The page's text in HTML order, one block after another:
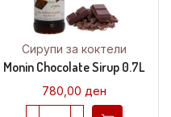
Сирупи за коктели
Monin Chocolate Sirup 0.7L
780,00 ден